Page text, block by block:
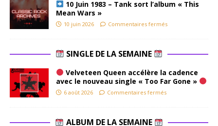
10 Juin 1983 – Tank sort l’album « This
Mean Wars »
10 juin 2026 Commentaires fermés
SINGLE DE LA SEMAINE
Velveteen Queen accélère la cadence
avec le nouveau single « Too Far Gone »
6 août 2026 Commentaires fermés
ALBUM DE LA SEMAINE